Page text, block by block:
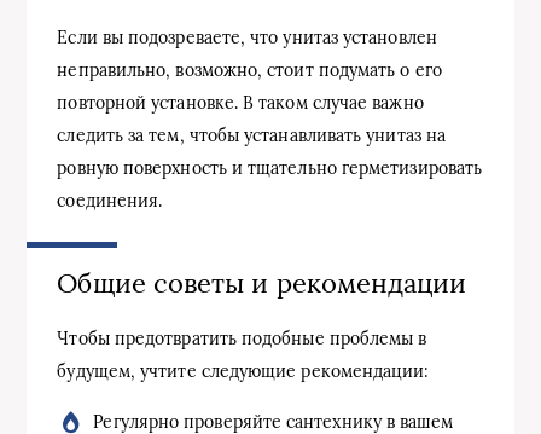
Если вы подозреваете, что унитаз установлен
неправильно, возможно, стоит подумать о его
повторной установке. В таком случае важно
следить за тем, чтобы устанавливать унитаз на
ровную поверхность и тщательно герметизировать
соединения.
Общие советы и рекомендации
Чтобы предотвратить подобные проблемы в
будущем, учтите следующие рекомендации:
Регулярно проверяйте сантехнику в вашем